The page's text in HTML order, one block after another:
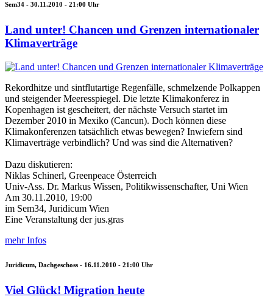
Sem34 - 30.11.2010 - 21:00 Uhr
Land unter! Chancen und Grenzen internationaler
Klimaverträge
Rekordhitze und sintflutartige Regenfälle, schmelzende Polkappen
und steigender Meeresspiegel. Die letzte Klimakonferez in
Kopenhagen ist gescheitert, der nächste Versuch startet im
Dezember 2010 in Mexiko (Cancun). Doch können diese
Klimakonferenzen tatsächlich etwas bewegen? Inwiefern sind
Klimaverträge verbindlich? Und was sind die Alternativen?
Dazu diskutieren:
Niklas Schinerl, Greenpeace Österreich
Univ-Ass. Dr. Markus Wissen, Politikwissenschafter, Uni Wien
Am 30.11.2010, 19:00
im Sem34, Juridicum Wien
Eine Veranstaltung der jus.gras
mehr Infos
Juridicum, Dachgeschoss - 16.11.2010 - 21:00 Uhr
Viel Glück! Migration heute